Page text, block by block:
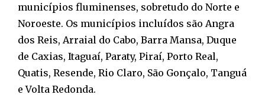
municípios fluminenses, sobretudo do Norte e
Noroeste. Os municípios incluídos são Angra
dos Reis, Arraial do Cabo, Barra Mansa, Duque
de Caxias, Itaguaí, Paraty, Piraí, Porto Real,
Quatis, Resende, Rio Claro, São Gonçalo, Tanguá
e Volta Redonda.